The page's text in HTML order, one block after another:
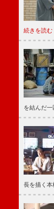
続きを読む
を結んだ
長を描く